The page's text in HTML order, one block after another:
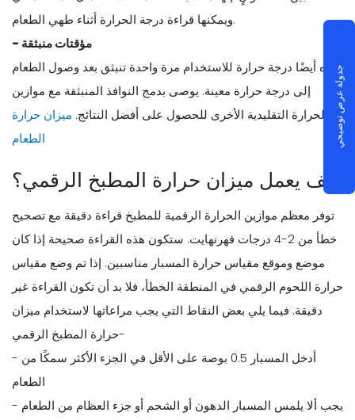
ويمكنها قراءة درجة الحرارة أثناء طهي الطعام.
- مؤقتات منبثقة
هذه أيضًا درجة حرارة للاستخدام مرة واحدة تنبثق بعد وصول الطعام
إلى درجة حرارة معينة. يوصى بدمج النوافذ المنبثقة مع موازين
الحرارة التقليدية الأخرى للحصول على أفضل النتائج. ميزان حرارة
الطعام
كيف يعمل ميزان حرارة المطبخ الرقمي؟
توفر معظم موازين الحرارة الرقمية للمطبخ قراءة دقيقة مع تصحيح
خطأ من 2-4 درجات فهرنهايت. ستكون هذه القراءة صحيحة إذا كان
موضع وموقع مقياس حرارة المسبار مناسبين. إذا تم وضع مقياس
حرارة اللحوم الرقمي في المنطقة الخطأ، فلا بد أن تكون القراءة غير
دقيقة. فيما يلي بعض النقاط التي يجب مراعاتها لاستخدام ميزان
حرارة المطبخ الرقمي-
- أدخل المسبار 0.5 بوصة على الأقل في الجزء الأكثر سمكًا من
الطعام
- يجب ألا يلمس المسبار الدهون أو الشحم أو جزء العظام من الطعام
جدولة عرض توضيحي